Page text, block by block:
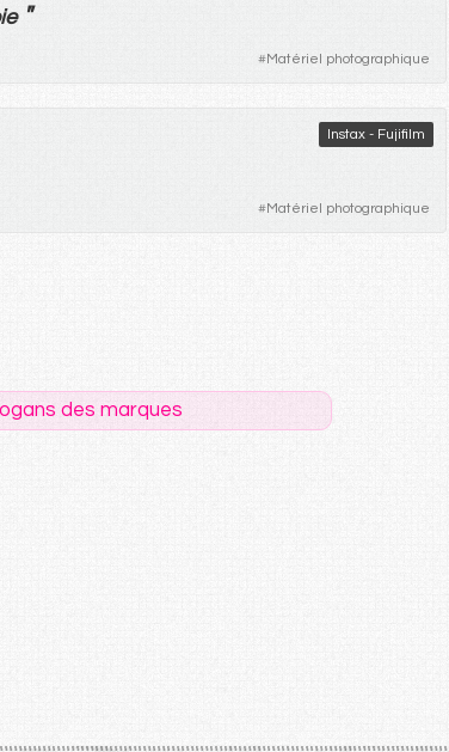
"
#Matériel photographique
Instax - Fujifilm
#Matériel photographique
des marques